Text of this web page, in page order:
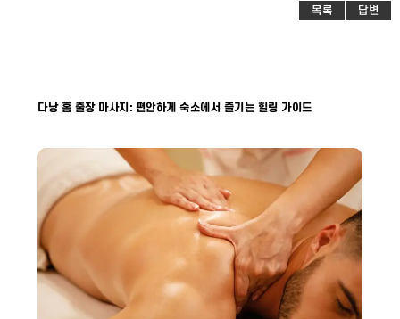
목록 답변
다낭 홈 출장 마사지: 편안하게 숙소에서 즐기는 힐링 가이드